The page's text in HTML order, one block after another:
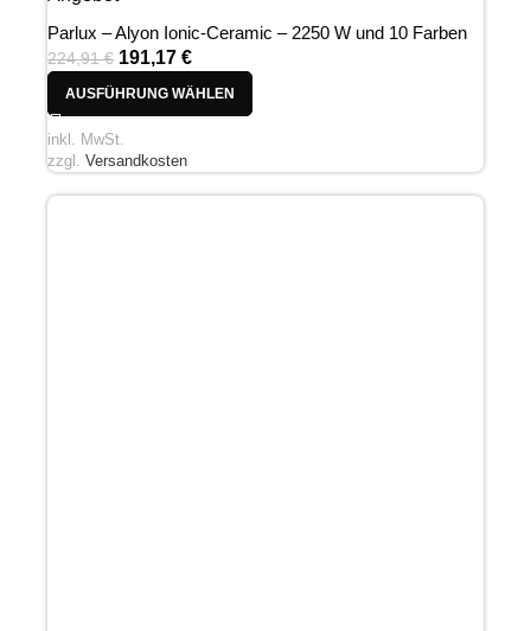
Parlux – Alyon Ionic-Ceramic – 2250 W und 10 Farben
224,91€ 191,17 €
AUSFÜHRUNG WÄHLEN
inkl. MwSt.
zzgl. Versandkosten